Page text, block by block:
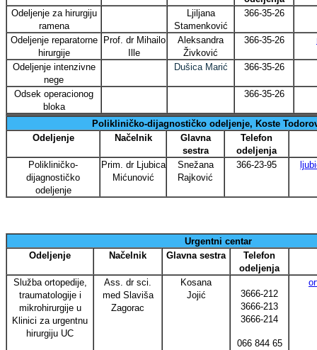
Odeljenje za hirurgiju
ramena
Ljiljana
Stamenković
366-35-26
Odeljenje reparatorne
hirurgije
Prof. dr Mihailo
Ille
Aleksandra
Živković
366-35-26
Odeljenje intenzivne
nege
Dušica Marić 366-35-26
Odsek operacionog
bloka
366-35-26
Polikliničko-dijagnostičko odeljenje, Koste
Odeljenje
Načelnik
Glavna
sestra
Telefon
odeljenja
Polikliničko-
dijagnostičko
odeljenje
Prim. dr Ljubica
Mićunović
Snežana
Rajković
366-23-95
Urgentni centar
Odeljenje
Načelnik Glavna sestra
Telefon
odeljenja
Služba ortopedije,
traumatologije i
mikrohirurgije u
Klinici za urgentnu
hirurgiju UC
Ass. dr sci.
med Slaviša
Zagorac
Kosana
Jojić
3666-212
3666-213
3666-214
066 844 65